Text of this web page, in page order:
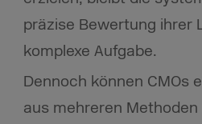
präzise Bewertung ihrer
komplexe Aufgabe.
Dennoch können CMOs
aus mehreren Methoden